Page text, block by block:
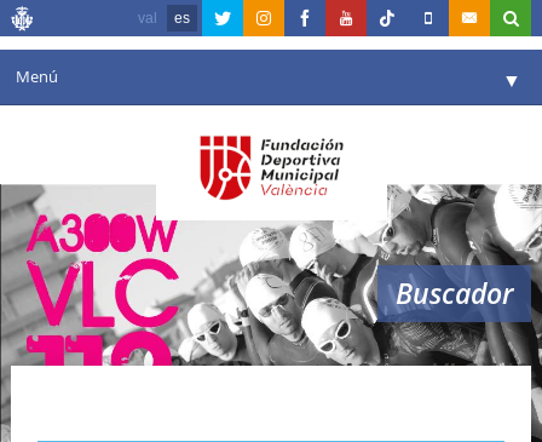
val es
Menú ▼
Agenda
Instalaciones ▼
Comunicación ▼
Valencia en deporte ▼
Buscador
A300w VLC 113